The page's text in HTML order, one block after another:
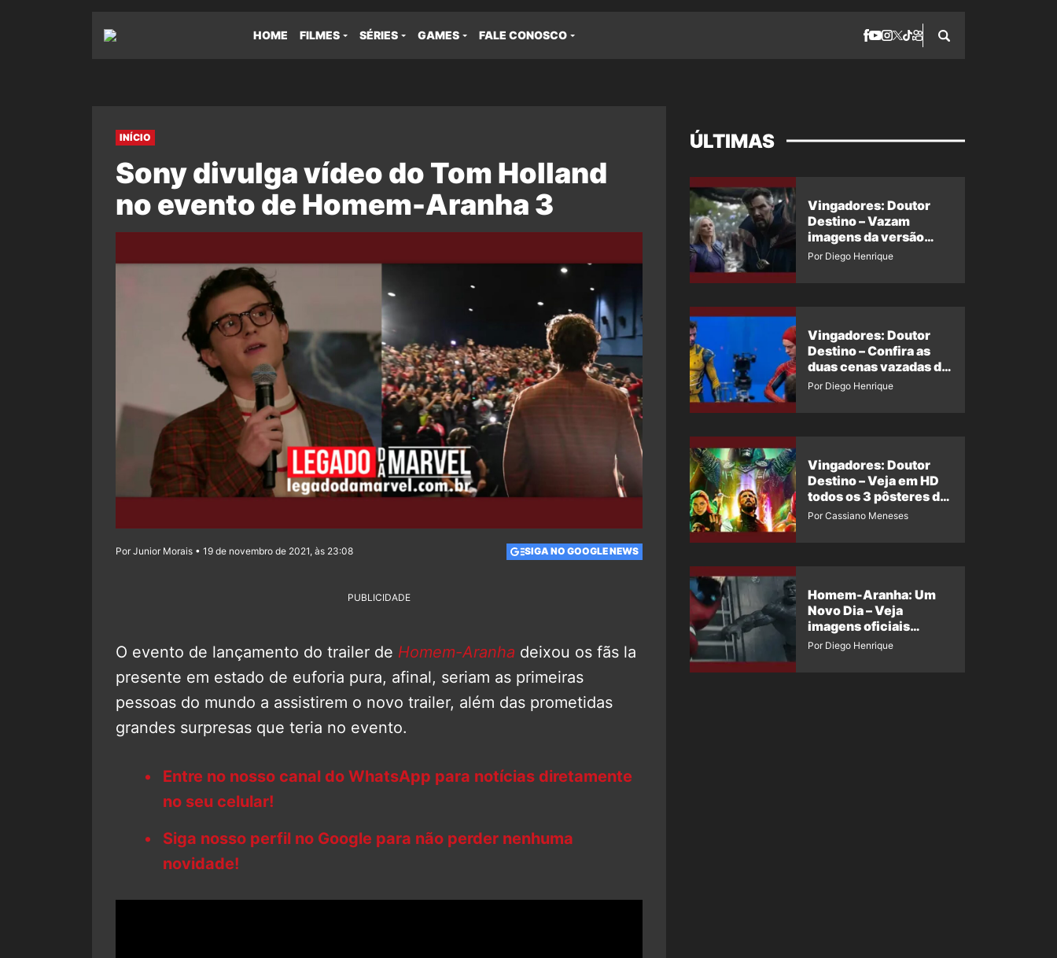
HOME FILMES SÉRIES GAMES FALE CONOSCO
INÍCIO
Sony divulga vídeo do Tom Holland
no evento de Homem-Aranha 3
Por Junior Morais • 19 de novembro de 2021, às 23:08 SIGA NO GOOGLE NEWS
PUBLICIDADE
O evento de lançamento do trailer de Homem-Aranha deixou os fãs la
presente em estado de euforia pura, afinal, seriam as primeiras
pessoas do mundo a assistirem o novo trailer, além das prometidas
grandes surpresas que teria no evento.
Entre no nosso canal do WhatsApp para notícias diretamente
no seu celular!
Siga nosso perfil no Google para não perder nenhuma
novidade!
ÚLTIMAS
Vingadores: Doutor
Destino – Vazam
imagens da versão
maligna do Doutor
Por Diego Henrique
Vingadores: Doutor
Destino – Confira as
duas cenas vazadas do
Wolverine e o Homem-
Por Diego Henrique
Vingadores: Doutor
Destino – Veja em HD
todos os 3 pôsteres de
‘Doomsday’ + 1 imagem
Por Cassiano Meneses
Homem-Aranha: Um
Novo Dia – Veja
imagens oficiais
descartadas do Hulk
Por Diego Henrique